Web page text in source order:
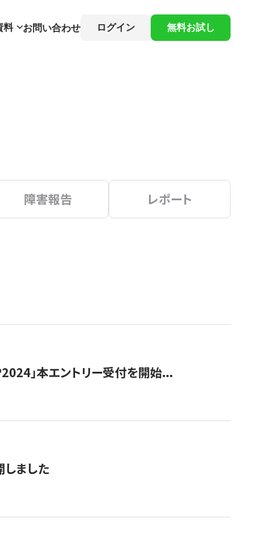
料 お問い合わせ ログイン 無料お試し
障害報告 レポート
」本エントリー受付を開始...
しました